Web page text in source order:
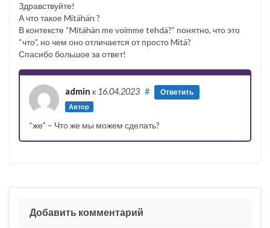
Здравствуйте!
А что такое Mitähän ?
В контексте “Mitähän me voimme tehdä?” понятно, что это
“что”, но чем оно отличается от просто Mitä?
Спасибо большое за ответ!
admin к 16.04.2023
Автор
# Ответить
“же” – Что же мы можем сделать?
Добавить комментарий